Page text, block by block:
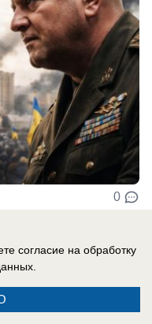
0
согласие на обработку